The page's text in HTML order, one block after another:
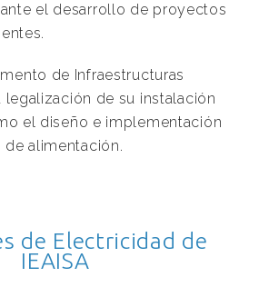
el desarrollo de proyectos
de Infraestructuras
legalización de su instalación
el diseño e implementación
de alimentación.
de Electricidad de
IEAISA